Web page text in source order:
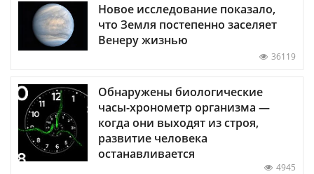
Новое исследование показало,
что Земля постепенно заселяет
Венеру жизнью
36119
Обнаружены биологические
часы-хронометр организма —
когда они выходят из строя,
развитие человека
останавливается
4945